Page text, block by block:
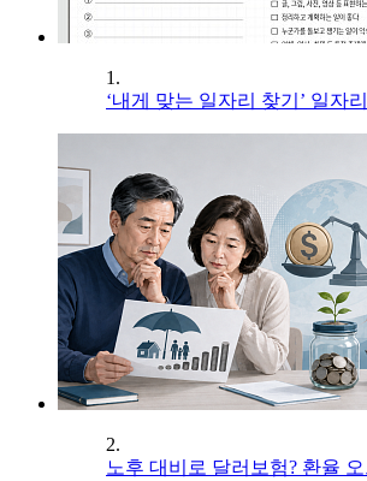
1.
‘내게 맞는 일자리 찾기’ 일자
2.
노후 대비로 달러보험? 환율